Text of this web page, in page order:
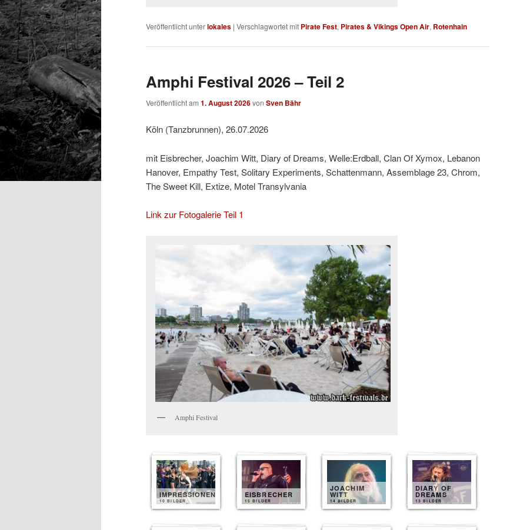
Veröffentlicht unterlokales | Verschlagwortet mit Pirate Fest, Pirates & Vikings Open Air, Rotenhain
Amphi Festival 2026 – Teil 2
Veröffentlicht am 1. August 2026von Sven Bähr
Köln (Tanzbrunnen), 26.07.2026
mit Eisbrecher, Joachim Witt, Diary of Dreams, Welle:Erdball, Clan Of Xymox, Lebanon
Hanover, Empathy Test, Solitary Experiments, Schattenmann, Assemblage 23, Chrom,
The Sweet Kill, Extize, Motel Transylvania
Link zur Fotogalerie Teil 1
Amphi Festival
IMPRESSIONEN
10 BILDER
EISBRECHER
15 BILDER
JOACHIM
WITT
14 BILDER
DIARY OF
DREAMS
13 BILDER